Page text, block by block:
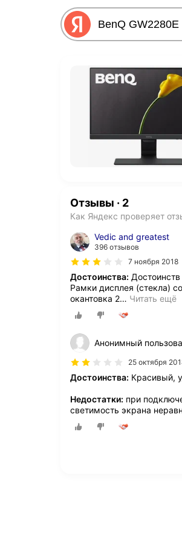
Отзывы · 2
Как Яндекс проверяет
Vedic and greatest
396 отзывов
7 ноября 2018
Достоинства:
Рамки дисплея (стекла)
окантовка 2… Читать ещё
Анонимный
25 октября
Достоинства: Красивый,
Недостатки: при
светимость экрана